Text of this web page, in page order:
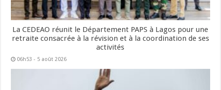
La CEDEAO réunit le Département PAPS à Lagos pour une
retraite consacrée à la révision et à la coordination de ses
activités
06h53 - 5 août 2026